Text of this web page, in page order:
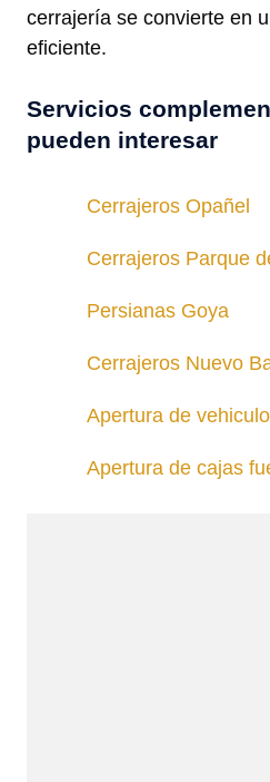
cerrajería se convierte en
eficiente.
Servicios
pueden interesar
Cerrajeros Opañel
Cerrajeros Parque
Persianas Goya
Cerrajeros Nuevo
Apertura de
Apertura de cajas